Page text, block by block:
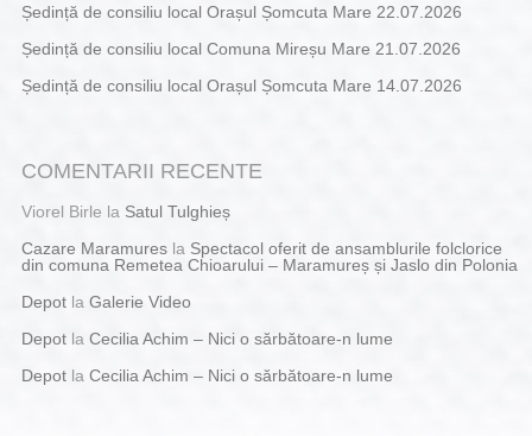
Ședință de consiliu local Orașul Șomcuta Mare 22.07.2026
Ședință de consiliu local Comuna Mireșu Mare 21.07.2026
Ședință de consiliu local Orașul Șomcuta Mare 14.07.2026
COMENTARII RECENTE
Viorel Birle la Satul Tulghieș
Cazare Maramuresla Spectacol oferit de ansamblurile folclorice
din comuna Remetea Chioarului – Maramureș și Jaslo din Polonia
Depotla Galerie Video
Depotla Cecilia Achim – Nici o sărbătoare-n lume
Depotla Cecilia Achim – Nici o sărbătoare-n lume